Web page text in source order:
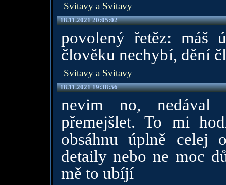
Svitavy a Svitavy
18.11.2021 20:05:02
povolený řetěz: máš
člověku nechybí, dění
Svitavy a Svitavy
18.11.2021 19:38:56
nevim no, nedával
přemejšlet. To mi
obsáhnu úplně celej
detaily nebo ne moc
mě to ubíjí